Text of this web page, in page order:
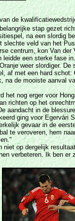
de
stap gezet
na een slordig
slechte veld van het
centrum, kon Van
een sterke fase
weer slordiger.
af met een hard schot:
na de mooiste aanval
het nog erger voor
richten op het
aandacht in de
ging voor
gevaar in de
te veroveren, hem
op dergelijk
verbeteren. Ik ben